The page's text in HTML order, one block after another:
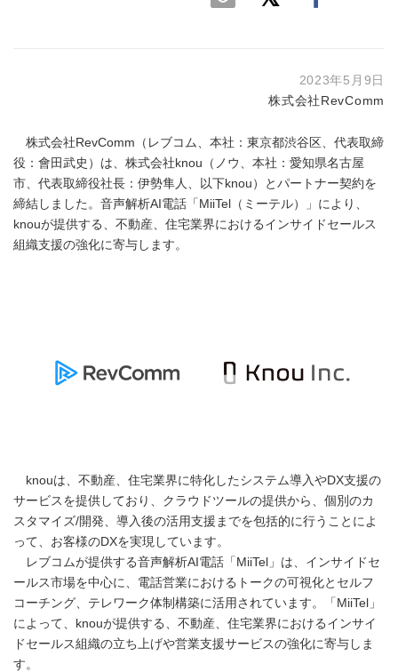
2023年5月9日
株式会社RevComm
株式会社RevComm（レブコム、本社：東京都渋谷区、代表取締
役：會田武史）は、株式会社knou（ノウ、本社：愛知県名古屋
市、代表取締役社⻑：伊勢隼⼈、以下knou）とパートナー契約を
締結しました。音声解析AI電話「MiiTel（ミーテル）」により、
knouが提供する、不動産、住宅業界におけるインサイドセールス
組織支援の強化に寄与します。
knouは、不動産、住宅業界に特化したシステム導入やDX支援の
サービスを提供しており、クラウドツールの提供から、個別のカ
スタマイズ/開発、導入後の活用支援までを包括的に行うことによ
って、お客様のDXを実現しています。
レブコムが提供する音声解析AI電話「MiiTel」は、インサイドセ
ールス市場を中心に、電話営業におけるトークの可視化とセルフ
コーチング、テレワーク体制構築に活用されています。「MiiTel」
によって、knouが提供する、不動産、住宅業界におけるインサイ
ドセールス組織の立ち上げや営業支援サービスの強化に寄与しま
す。